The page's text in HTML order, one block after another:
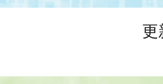
更